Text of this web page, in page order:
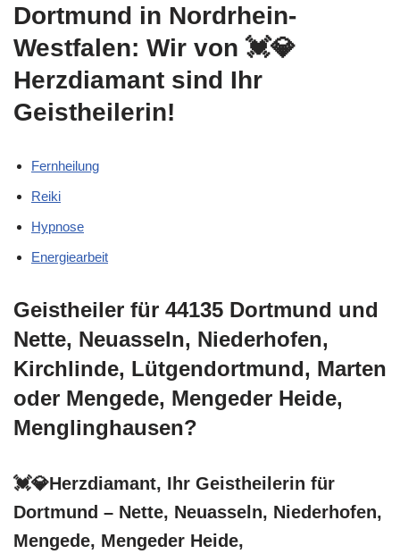
Dortmund in Nordrhein-
Westfalen: Wir von 💓️💎
Herzdiamant sind Ihr
Geistheilerin!
Fernheilung
Reiki
Hypnose
Energiearbeit
Geistheiler für 44135 Dortmund und
Nette, Neuasseln, Niederhofen,
Kirchlinde, Lütgendortmund, Marten
oder Mengede, Mengeder Heide,
Menglinghausen?
💓️💎Herzdiamant, Ihr Geistheilerin für
Dortmund – Nette, Neuasseln, Niederhofen,
Mengede, Mengeder Heide,